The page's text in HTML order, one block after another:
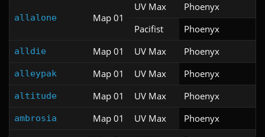
allalone Map 01
UV Max Phoenyx
Pacifist
Phoenyx
alldie Map 01 UV Max Phoenyx
alleypak Map 01 UV Max Phoenyx
altitude Map 01 UV Max Phoenyx
ambrosia Map 01 UV Max Phoenyx